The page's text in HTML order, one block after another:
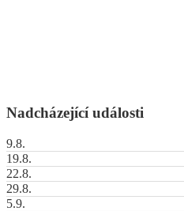
Nadcházející události
9.8.
19.8.
22.8.
29.8.
5.9.